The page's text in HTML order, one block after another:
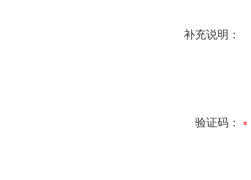
补充说明：
验证码：